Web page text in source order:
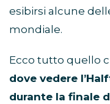
esibirsi alcune
mondiale.
Ecco tutto quello
dove vedere
durante la finale